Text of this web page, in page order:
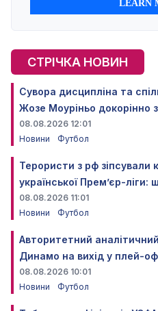
СТРІЧКА НОВИН
Сувора дисципліна та
Жозе Моуріньо докорінно
08.08.2026 12:01
Новини
Футбол
Терористи з рф зіпсували
української Прем’єр-ліги:
08.08.2026 11:01
Новини
Футбол
Авторитетний
Динамо на вихід у плей-
08.08.2026 10:01
Новини
Футбол